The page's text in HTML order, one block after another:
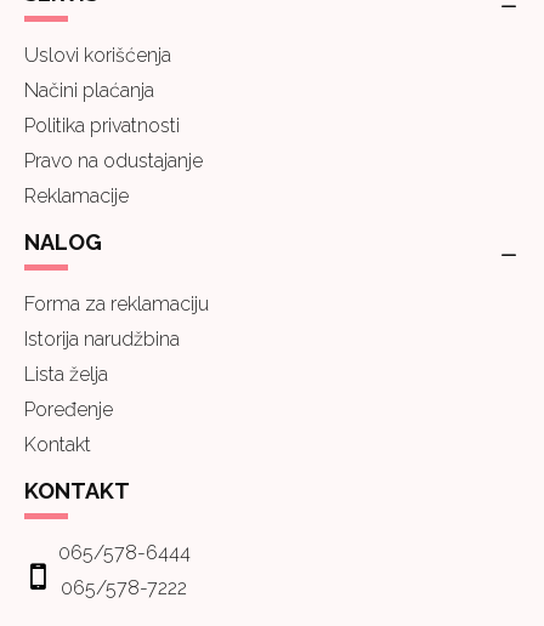
Uslovi korišćenja
Načini plaćanja
Politika privatnosti
Pravo na odustajanje
Reklamacije
NALOG
Forma za reklamaciju
Istorija narudžbina
Lista želja
Poređenje
Kontakt
KONTAKT
065/578-6444
065/578-7222